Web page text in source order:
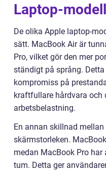
Laptop-
De olika Apple laptop-
sätt. MacBook Air är
Pro, vilket gör den mer
ständigt på språng.
kompromiss på
kraftfullare hårdvara och
arbetsbelastning.
En annan skillnad
skärmstorleken.
medan MacBook Pro
tum. Detta ger